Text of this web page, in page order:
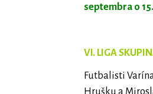
septembra o
VI. LIGA
Futbalisti
Hrušku a